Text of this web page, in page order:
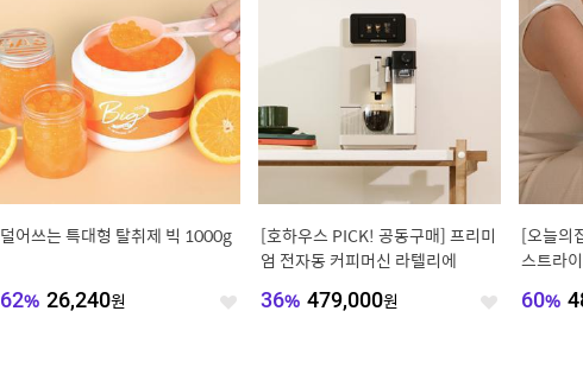
덜어쓰는 특대형 탈취제 빅 1000g
62% 26,240원 좋
[호하우스 PICK! 공동구매] 프리미
엄 전자동 커피머신 라텔리에
36% 479,000원 좋
[오늘의
스트라
60%